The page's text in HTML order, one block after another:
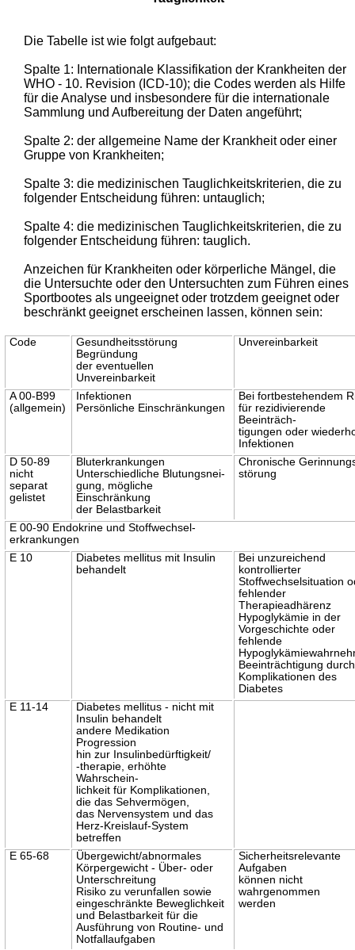
Die Tabelle ist wie folgt aufgebaut:
Spalte 1: Internationale Klassifikation der Krankheiten der
WHO - 10. Revision (ICD-10); die Codes werden als Hilfe
für die Analyse und insbesondere für die internationale
Sammlung und Aufbereitung der Daten angeführt;
Spalte 2: der allgemeine Name der Krankheit oder einer
Gruppe von Krankheiten;
Spalte 3: die medizinischen Tauglichkeitskriterien, die zu
folgender Entscheidung führen: untauglich;
Spalte 4: die medizinischen Tauglichkeitskriterien, die zu
folgender Entscheidung führen: tauglich.
Anzeichen für Krankheiten oder körperliche Mängel, die
die Untersuchte oder den Untersuchten zum Führen eines
Sportbootes als ungeeignet oder trotzdem geeignet oder
beschränkt geeignet erscheinen lassen, können sein:
Code
Gesundheitsstörung
Begründung
der eventuellen
Unvereinbarkeit
Unvereinbarkeit
A 00-B99
(allgemein)
Infektionen
Persönliche Einschränkungen
Bei fortbestehendem
für rezidivierende
Beeinträch-
tigungen oder
Infektionen
D 50-89
nicht
separat
gelistet
Bluterkrankungen
Unterschiedliche Blutungsnei-
gung, mögliche
Einschränkung
der Belastbarkeit
Chronische
störung
E 00-90 Endokrine und Stoffwechsel-
erkrankungen
E 10
Diabetes mellitus mit Insulin
behandelt
Bei unzureichend
kontrollierter
Stoffwechselsituation
fehlender
Therapieadhärenz
Hypoglykämie in der
Vorgeschichte oder
fehlende
Beeinträchtigung durch
Komplikationen des
Diabetes
E 11-14
Diabetes mellitus - nicht mit
Insulin behandelt
andere Medikation
Progression
hin zur Insulinbedürftigkeit/
-therapie, erhöhte
Wahrschein-
lichkeit für Komplikationen,
die das Sehvermögen,
das Nervensystem und das
Herz-Kreislauf-System
betreffen
E 65-68
Übergewicht/abnormales
Körpergewicht - Über- oder
Unterschreitung
Risiko zu verunfallen sowie
eingeschränkte Beweglichkeit
und Belastbarkeit für die
Ausführung von Routine- und
Notfallaufgaben
Sicherheitsrelevante
Aufgaben
können nicht
wahrgenommen
werden